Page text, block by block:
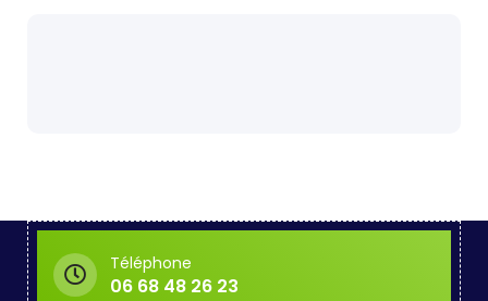
Téléphone
06 68 48 26 23